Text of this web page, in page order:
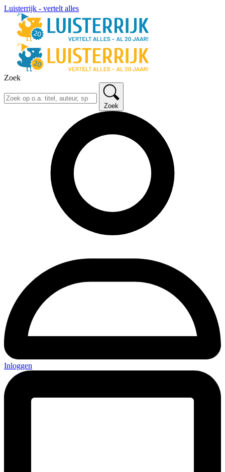
Luisterrijk - vertelt alles
Zoek
Zoek
Inloggen